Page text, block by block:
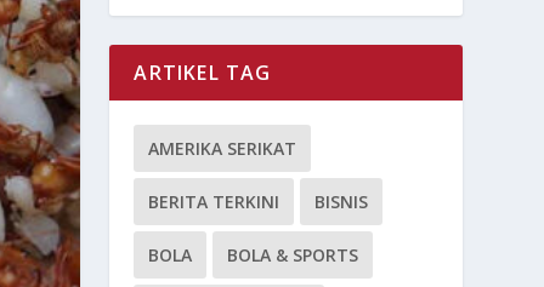
ARTIKEL TAG
AMERIKA SERIKAT
BERITA TERKINI BISNIS
BOLA BOLA & SPORTS